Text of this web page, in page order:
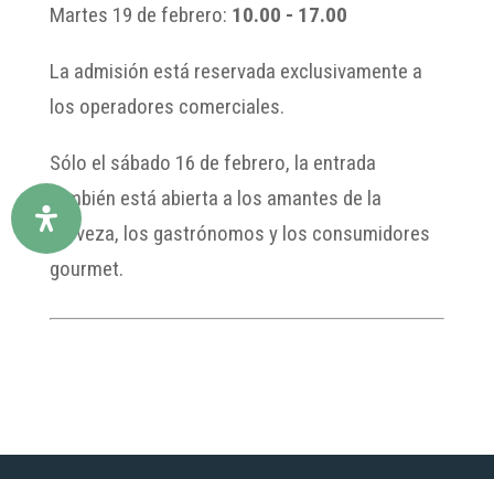
Martes 19 de febrero: 10.00 - 17.00
La admisión está reservada exclusivamente a
los operadores comerciales.
Sólo el sábado 16 de febrero, la entrada
también está abierta a los amantes de la
cerveza, los gastrónomos y los consumidores
gourmet.